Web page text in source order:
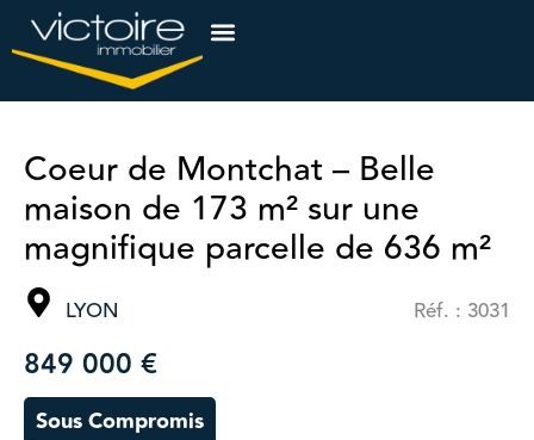
Coeur de Montchat – Belle
maison de 173 m² sur une
magnifique parcelle de 636 m²
LYON Réf. : 3031
849 000 €
Sous Compromis